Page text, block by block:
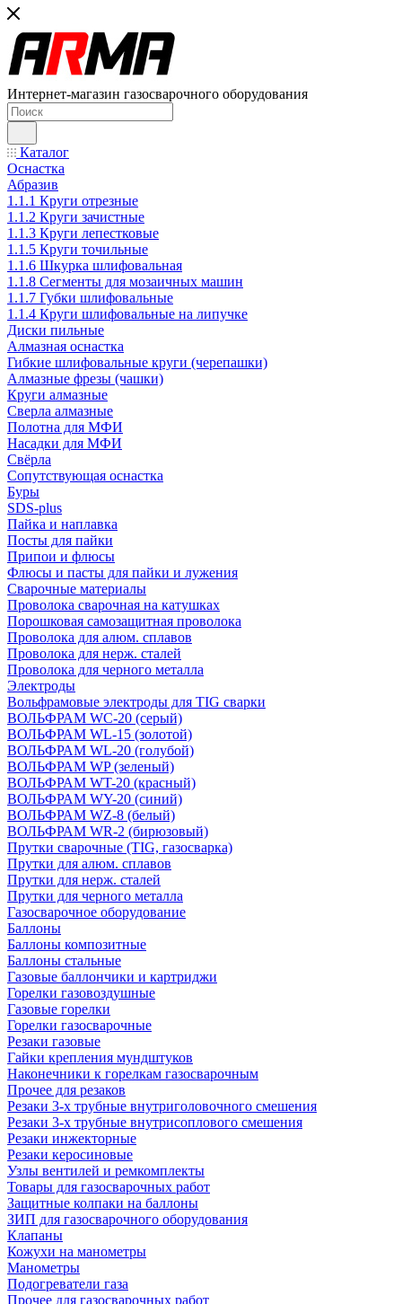
Интернет-магазин газосварочного оборудования
Каталог
Оснастка
Абразив
1.1.1 Круги отрезные
1.1.2 Круги зачистные
1.1.3 Круги лепестковые
1.1.5 Круги точильные
1.1.6 Шкурка шлифовальная
1.1.8 Сегменты для мозаичных машин
1.1.7 Губки шлифовальные
1.1.4 Круги шлифовальные на липучке
Диски пильные
Алмазная оснастка
Гибкие шлифовальные круги (черепашки)
Алмазные фрезы (чашки)
Круги алмазные
Сверла алмазные
Полотна для МФИ
Насадки для МФИ
Свёрла
Сопутствующая оснастка
Буры
SDS-plus
Пайка и наплавка
Посты для пайки
Припои и флюсы
Флюсы и пасты для пайки и лужения
Сварочные материалы
Проволока сварочная на катушках
Порошковая самозащитная проволока
Проволока для алюм. сплавов
Проволока для нерж. сталей
Проволока для черного металла
Электроды
Вольфрамовые электроды для TIG сварки
ВОЛЬФРАМ WC-20 (серый)
ВОЛЬФРАМ WL-15 (золотой)
ВОЛЬФРАМ WL-20 (голубой)
ВОЛЬФРАМ WP (зеленый)
ВОЛЬФРАМ WT-20 (красный)
ВОЛЬФРАМ WY-20 (синий)
ВОЛЬФРАМ WZ-8 (белый)
ВОЛЬФРАМ WR-2 (бирюзовый)
Прутки сварочные (TIG, газосварка)
Прутки для алюм. сплавов
Прутки для нерж. сталей
Прутки для черного металла
Газосварочное оборудование
Баллоны
Баллоны композитные
Баллоны стальные
Газовые баллончики и картриджи
Горелки газовоздушные
Газовые горелки
Горелки газосварочные
Резаки газовые
Гайки крепления мундштуков
Наконечники к горелкам газосварочным
Прочее для резаков
Резаки 3-х трубные внутриголовочного смешения
Резаки 3-х трубные внутрисоплового смешения
Резаки инжекторные
Резаки керосиновые
Узлы вентилей и ремкомплекты
Товары для газосварочных работ
Защитные колпаки на баллоны
ЗИП для газосварочного оборудования
Клапаны
Кожухи на манометры
Манометры
Подогреватели газа
Прочее для газосварочных работ